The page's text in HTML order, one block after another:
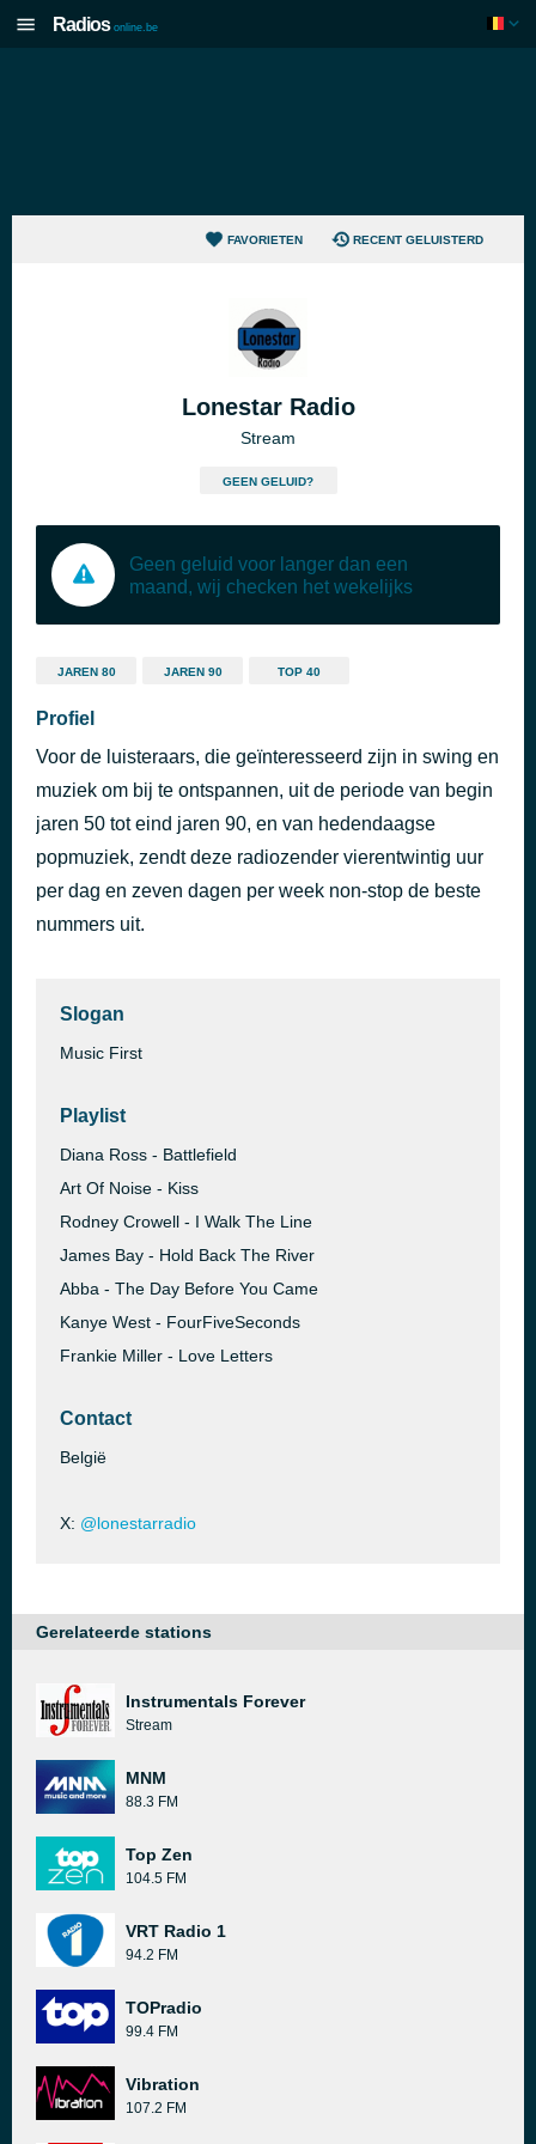
Radios online.be
FAVORIETEN RECENT GELUISTERD
Lonestar Radio
Stream
GEEN GELUID?
Geen geluid voor langer dan een
maand, wij checken het wekelijks
JAREN 80 JAREN 90 TOP 40
Profiel
Voor de luisteraars, die geïnteresseerd zijn in swing en
muziek om bij te ontspannen, uit de periode van begin
jaren 50 tot eind jaren 90, en van hedendaagse
popmuziek, zendt deze radiozender vierentwintig uur
per dag en zeven dagen per week non-stop de beste
nummers uit.
Slogan
Music First
Playlist
Diana Ross - Battlefield
Art Of Noise - Kiss
Rodney Crowell - I Walk The Line
James Bay - Hold Back The River
Abba - The Day Before You Came
Kanye West - FourFiveSeconds
Frankie Miller - Love Letters
Contact
België
X: @lonestarradio
Gerelateerde stations
Instrumentals Forever
Stream
MNM
88.3 FM
Top Zen
104.5 FM
VRT Radio 1
94.2 FM
TOPradio
99.4 FM
Vibration
107.2 FM